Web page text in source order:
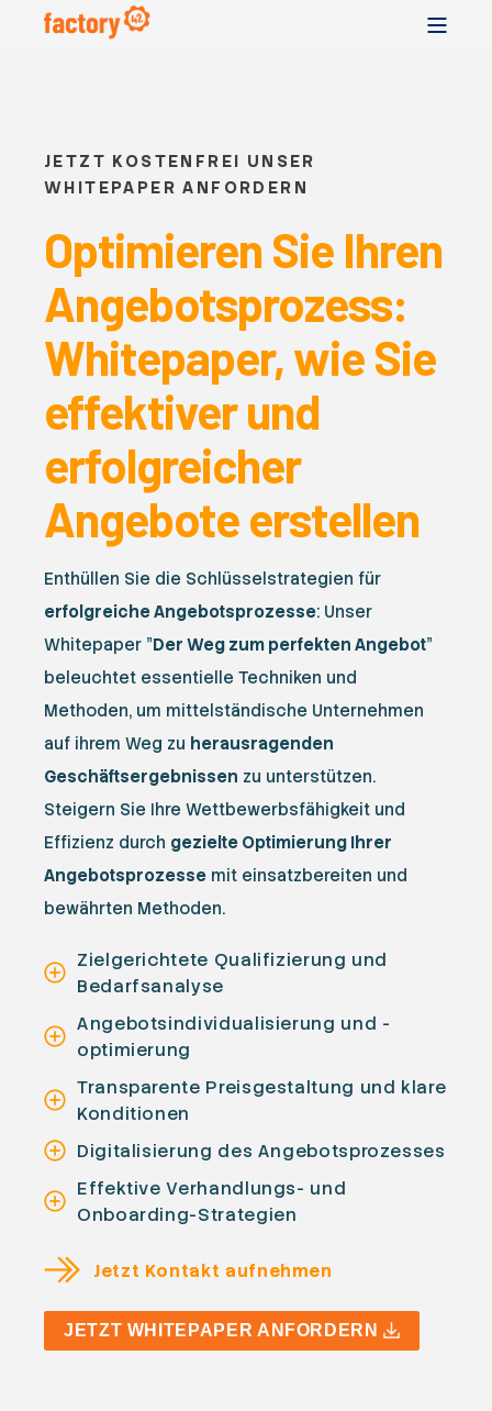
JETZT KOSTENFREI UNSER
WHITEPAPER ANFORDERN
Optimieren Sie Ihren
Angebotsprozess:
Whitepaper, wie Sie
effektiver und
erfolgreicher
Angebote erstellen
Enthüllen Sie die Schlüsselstrategien für
erfolgreiche Angebotsprozesse: Unser
Whitepaper "Der Weg zum perfekten Angebot"
beleuchtet essentielle Techniken und
Methoden, um mittelständische Unternehmen
auf ihrem Weg zu herausragenden
Geschäftsergebnissen zu unterstützen.
Steigern Sie Ihre Wettbewerbsfähigkeit und
Effizienz durch gezielte Optimierung Ihrer
Angebotsprozesse mit einsatzbereiten und
bewährten Methoden.
Zielgerichtete Qualifizierung und
Bedarfsanalyse
Angebotsindividualisierung und -
optimierung
Transparente Preisgestaltung und klare
Konditionen
Digitalisierung des Angebotsprozesses
Effektive Verhandlungs- und
Onboarding-Strategien
Jetzt Kontakt aufnehmen
JETZT WHITEPAPER ANFORDERN